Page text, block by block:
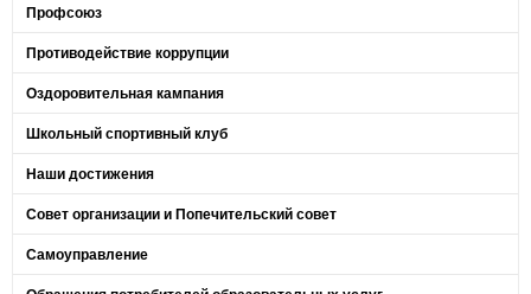
Профсоюз
Противодействие коррупции
Оздоровительная кампания
Школьный спортивный клуб
Наши достижения
Совет организации и Попечительский совет
Самоуправление